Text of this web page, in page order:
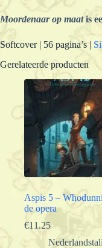
Moordenaar op maatis
Softcover | 56 pagina’s |
Gerelateerde producten
Aspis 5 –
de opera
€11.25